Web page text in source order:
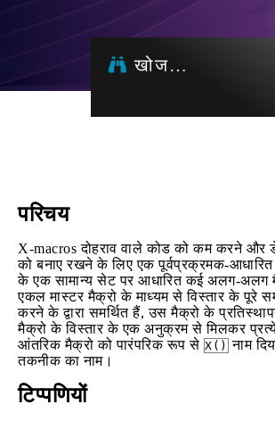
खोज…
परिचय
X-macros दोहराव वाले कोड को कम करने और
को बनाए रखने के लिए एक पूर्वप्रक्रमक-
के एक सामान्य सेट पर आधारित कई अलग-अलग
एकल मास्टर मैक्रो के माध्यम से विस्तार के पूरे
करने के द्वारा समर्थित हैं, उस मैक्रो के
मैक्रो के विस्तार के एक अनुक्रम से मिलकर
आंतरिक मैक्रो को पारंपरिक रूप से X() नाम
तकनीक का नाम।
टिप्पणियों